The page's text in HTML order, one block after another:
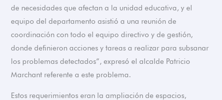
de necesidades que afectan a la unidad educativa, y el
equipo del departamento asistió a una reunión de
coordinación con todo el equipo directivo y de gestión,
donde definieron acciones y tareas a realizar para subsanar
los problemas detectados”, expresó el alcalde Patricio
Marchant referente a este problema.
Estos requerimientos eran la ampliación de espacios,